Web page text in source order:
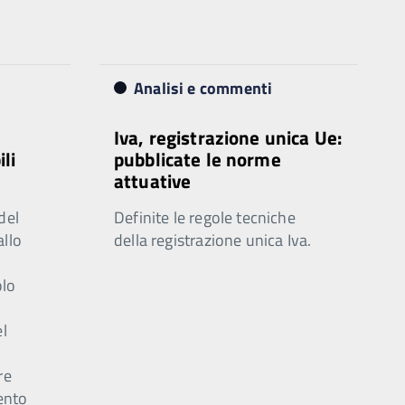
Analisi e commenti
Iva, registrazione unica Ue:
pubblicate le norme
attuative
Definite le regole tecniche
della registrazione unica Iva.